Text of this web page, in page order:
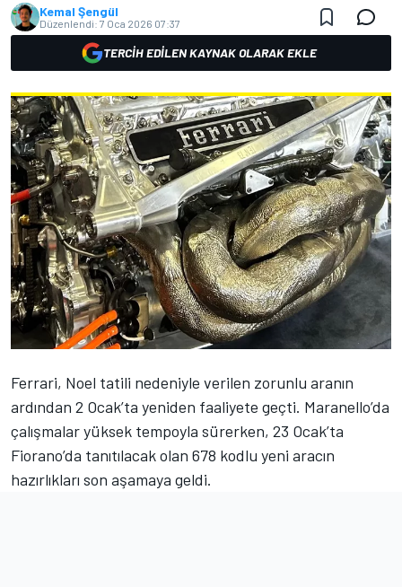
Kemal Şengül
Düzenlendi: 7 Oca 2026 07:37
TERCIH EDILEN KAYNAK OLARAK EKLE
Ferrari, Noel tatili nedeniyle verilen zorunlu aranın
ardından 2 Ocak’ta yeniden faaliyete geçti. Maranello’da
çalışmalar yüksek tempoyla sürerken, 23 Ocak’ta
Fiorano’da tanıtılacak olan 678 kodlu yeni aracın
hazırlıkları son aşamaya geldi.